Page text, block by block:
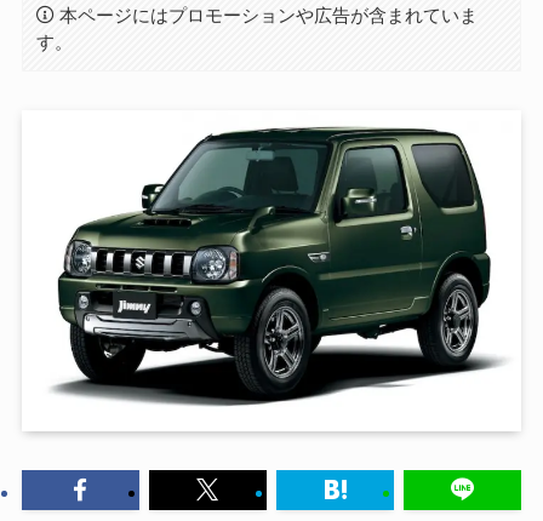
本ページにはプロモーションや広告が含まれていま
す。